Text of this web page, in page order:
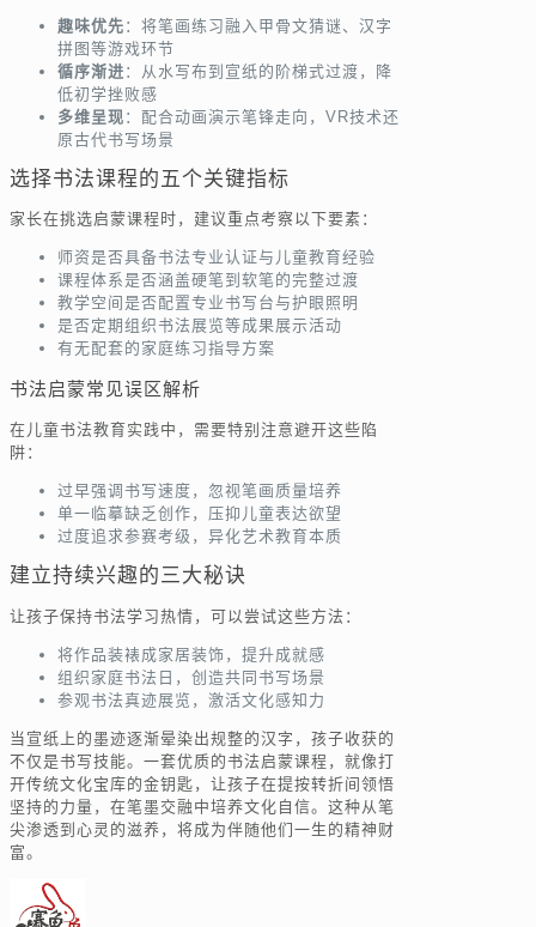
趣味优先 ：将笔画练习融入甲骨文猜谜、汉字
拼图等游戏环节
循序渐进 ：从水写布到宣纸的阶梯式过渡，降
低初学挫败感
多维呈现 ：配合动画演示笔锋走向，VR技术还
原古代书写场景
选择书法课程的五个关键指标
家长在挑选启蒙课程时，建议重点考察以下要素：
师资是否具备书法专业认证与儿童教育经验
课程体系是否涵盖硬笔到软笔的完整过渡
教学空间是否配置专业书写台与护眼照明
是否定期组织书法展览等成果展示活动
有无配套的家庭练习指导方案
书法启蒙常见误区解析
在儿童书法教育实践中，需要特别注意避开这些陷
阱：
过早强调书写速度，忽视笔画质量培养
单一临摹缺乏创作，压抑儿童表达欲望
过度追求参赛考级，异化艺术教育本质
建立持续兴趣的三大秘诀
让孩子保持书法学习热情，可以尝试这些方法：
将作品装裱成家居装饰，提升成就感
组织家庭书法日，创造共同书写场景
参观书法真迹展览，激活文化感知力
当宣纸上的墨迹逐渐晕染出规整的汉字，孩子收获的
不仅是书写技能。一套优质的书法启蒙课程，就像打
开传统文化宝库的金钥匙，让孩子在提按转折间领悟
坚持的力量，在笔墨交融中培养文化自信。这种从笔
尖渗透到心灵的滋养，将成为伴随他们一生的精神财
富。